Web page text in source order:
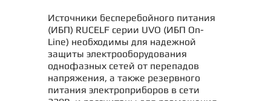
Источники бесперебойного питания
(ИБП) RUCELF серии UVO (ИБП On-
Line) необходимы для надежной
защиты электрооборудования
однофазных сетей от перепадов
напряжения, а также резервного
питания электроприборов в сети